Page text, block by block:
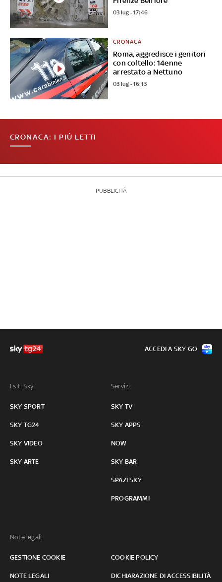
03 lug - 17:46
Roma, aggredisce i genitori
con coltello: 14enne
arrestato a Nettuno
CRONACA
03 lug - 16:13
CRONACA: I PIÙ LETTI
PUBBLICITÀ
I siti Sky:
SKY SPORT
SKY TG24
SKY VIDEO
SKY ARTE
Servizi:
SKY TV
SKY APPS
NOW
SKY BAR
SPAZI SKY
PROGRAMMI
Note legali:
GESTIONE COOKIE COOKIE POLICY
NOTE LEGALI DICHIARAZIONE DI ACCESSIBILITÀ
ACCEDI A SKY GO